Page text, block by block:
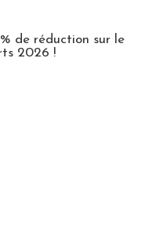
de réduction sur le
2026 !